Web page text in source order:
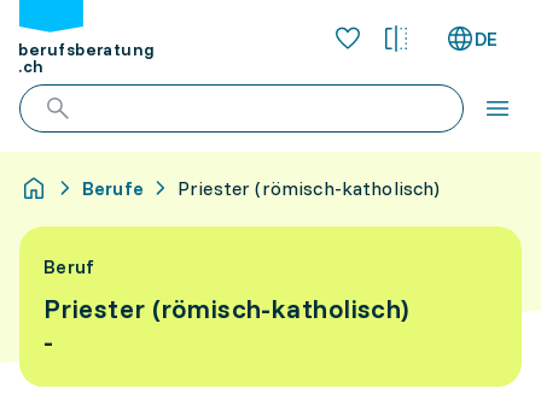
berufsberatung
.ch
DE
Berufe Priester (römisch-katholisch)
Beruf
Priester (römisch-katholisch)
-